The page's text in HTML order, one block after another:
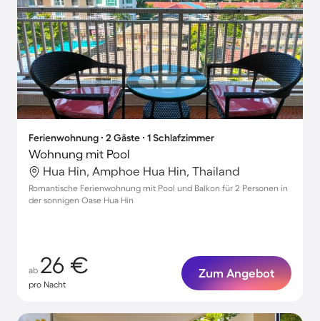
Ferienwohnung ∙ 2 Gäste ∙ 1 Schlafzimmer
Wohnung mit Pool
Hua Hin, Amphoe Hua Hin, Thailand
Romantische Ferienwohnung mit Pool und Balkon für 2 Personen in
der sonnigen Oase Hua Hin
ab 26 €
pro Nacht
Zum Angebot